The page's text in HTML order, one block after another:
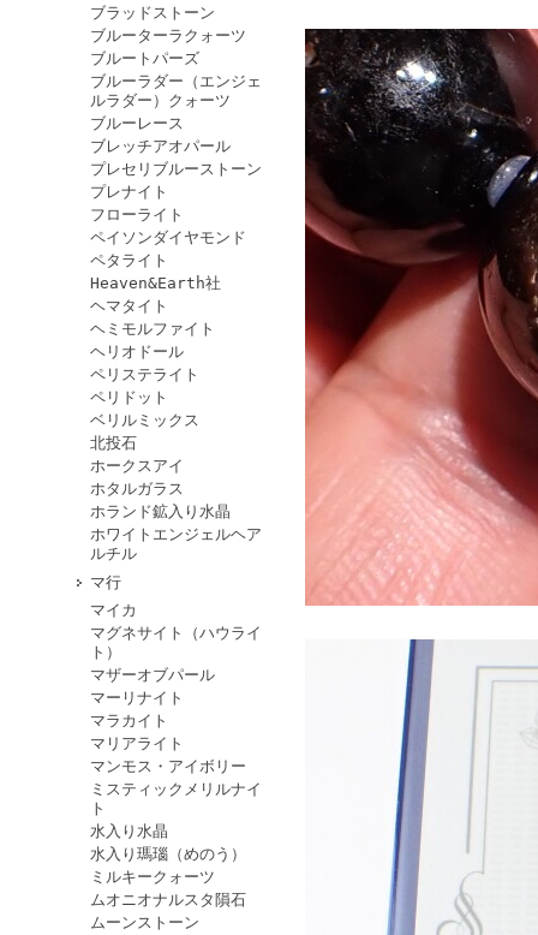
ブラッドストーン
ブルーターラクォーツ
ブルートパーズ
ブルーラダー（エンジェ
ルラダー）クォーツ
ブルーレース
ブレッチアオパール
プレセリブルーストーン
プレナイト
フローライト
ペイソンダイヤモンド
ペタライト
Heaven&Earth社
ヘマタイト
ヘミモルファイト
ヘリオドール
ペリステライト
ペリドット
ベリルミックス
北投石
ホークスアイ
ホタルガラス
ホランド鉱入り水晶
ホワイトエンジェルヘア
ルチル
マ行
マイカ
マグネサイト（ハウライ
ト）
マザーオブパール
マーリナイト
マラカイト
マリアライト
マンモス・アイボリー
ミスティックメリルナイ
ト
水入り水晶
水入り瑪瑙（めのう）
ミルキークォーツ
ムオニオナルスタ隕石
ムーンストーン